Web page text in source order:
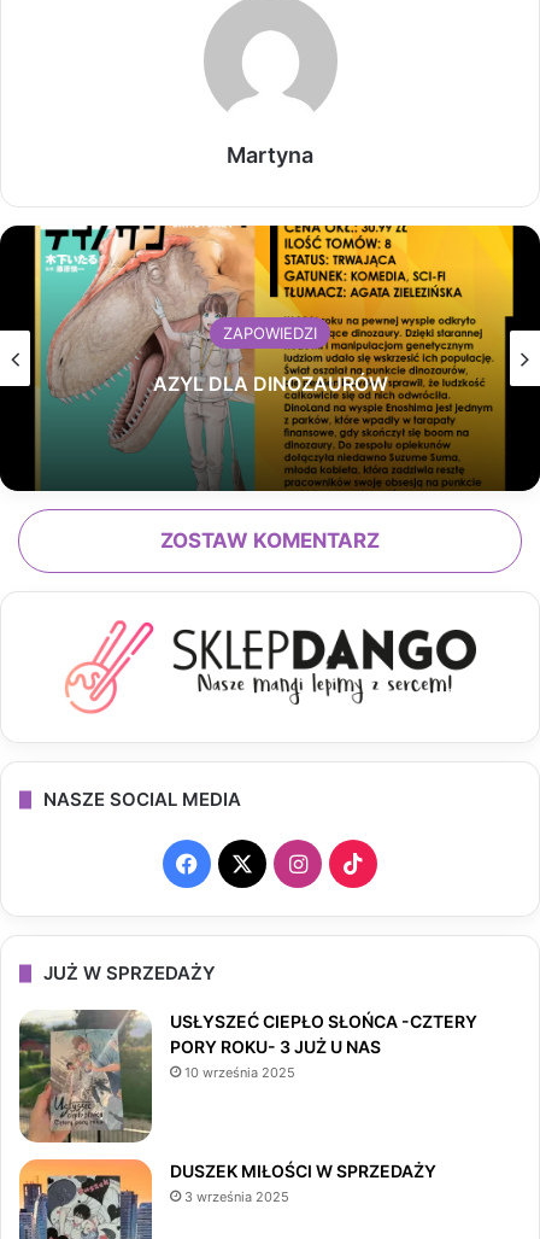
Martyna
ZAPOWIEDZI
AZYL DLA DINOZAURÓW
ZOSTAW KOMENTARZ
NASZE SOCIAL MEDIA
F
a
c
e
b
k
X
I
n
a
T
i
T
o
JUŻ W SPRZEDAŻY
USŁYSZEĆ CIEPŁO SŁOŃCA -CZTERY
PORY ROKU- 3 JUŻ U NAS
10 września 2025
DUSZEK MIŁOŚCI W SPRZEDAŻY
3 września 2025